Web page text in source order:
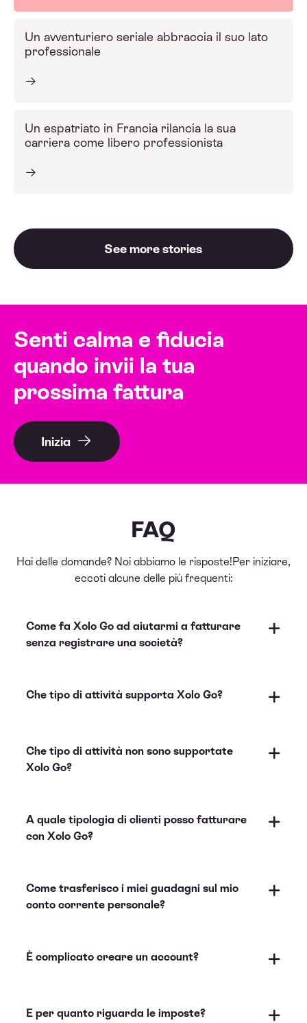
Un avventuriero seriale abbraccia il suo lato
professionale
Un espatriato in Francia rilancia la sua
carriera come libero professionista
See more stories
Senti calma e fiducia
quando invii la tua
prossima fattura
Inizia
FAQ
Hai delle domande? Noi abbiamo le risposte!Per iniziare,
eccoti alcune delle più frequenti:
Come fa Xolo Go ad aiutarmi a fatturare
senza registrare una società?
Che tipo di attività supporta Xolo Go?
Che tipo di attività non sono supportate
Xolo Go?
Xolo Leap
A quale tipologia di clienti posso fatturare
con Xolo Go?
Come trasferisco i miei guadagni sul mio
conto corrente personale?
È complicato creare un account?
E per quanto riguarda le imposte?